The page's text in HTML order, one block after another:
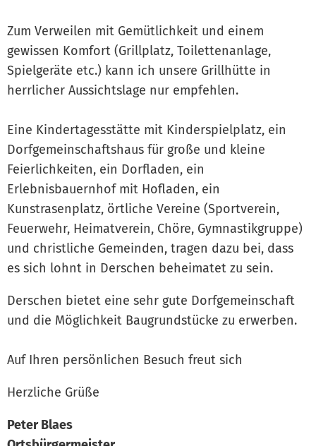
Zum Verweilen mit Gemütlichkeit und einem
gewissen Komfort (Grillplatz, Toilettenanlage,
Spielgeräte etc.) kann ich unsere Grillhütte in
herrlicher Aussichtslage nur empfehlen.
Eine Kindertagesstätte mit Kinderspielplatz, ein
Dorfgemeinschaftshaus für große und kleine
Feierlichkeiten, ein Dorfladen, ein
Erlebnisbauernhof mit Hofladen, ein
Kunstrasenplatz, örtliche Vereine (Sportverein,
Feuerwehr, Heimatverein, Chöre, Gymnastikgruppe)
und christliche Gemeinden, tragen dazu bei, dass
es sich lohnt in Derschen beheimatet zu sein.
Derschen bietet eine sehr gute Dorfgemeinschaft
und die Möglichkeit Baugrundstücke zu erwerben.
Auf Ihren persönlichen Besuch freut sich
Herzliche Grüße
Peter Blaes